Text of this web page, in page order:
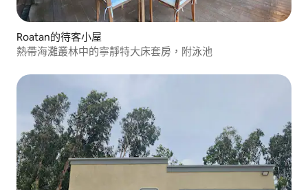
Roatan的待客小屋
熱帶海灘叢林中的寧靜特大床套房，附泳池